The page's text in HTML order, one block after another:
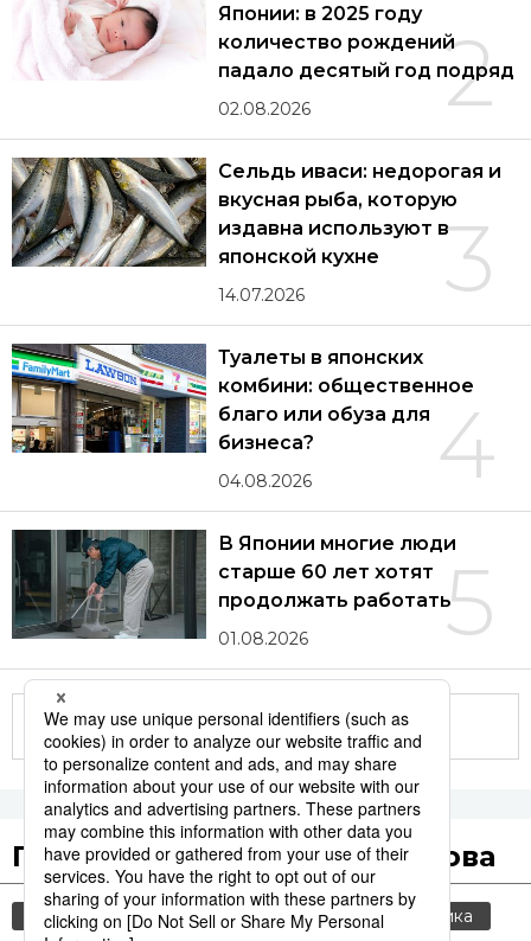
2
Японии: в 2025 году
количество рождений
падало десятый год подряд
02.08.2026
3
Сельдь иваси: недорогая и
вкусная рыба, которую
издавна используют в
японской кухне
14.07.2026
4
Туалеты в японских
комбини: общественное
благо или обуза для
бизнеса?
04.08.2026
5
В Японии многие люди
старше 60 лет хотят
продолжать работать
01.08.2026
Другие статьи по теме
Популярные поисковые слова
общество культура jiji press политика